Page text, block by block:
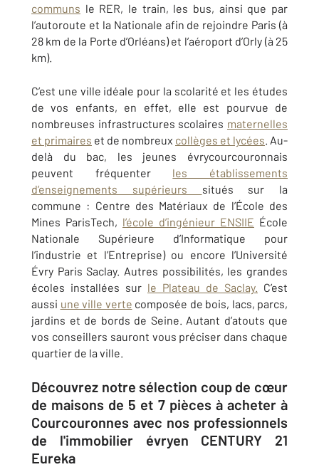
communs le RER, le train, les bus, ainsi que par
l’autoroute et la Nationale afin de rejoindre Paris (à
28 km de la Porte d’Orléans) et l’aéroport d’Orly (à 25
km).
C’est une ville idéale pour la scolarité et les études
de vos enfants, en effet, elle est pourvue de
nombreuses infrastructures scolaires maternelles
et primaires et de nombreux collèges et lycées. Au-
delà du bac, les jeunes évrycourcouronnais
peuvent fréquenter les établissements
d’enseignements supérieurs situés sur la
commune : Centre des Matériaux de l’École des
Mines ParisTech, l’école d’ingénieur ENSIIE École
Nationale Supérieure d’Informatique pour
l’industrie et l’Entreprise) ou encore l’Université
Évry Paris Saclay. Autres possibilités, les grandes
écoles installées sur le Plateau de Saclay. C’est
aussi une ville verte composée de bois, lacs, parcs,
jardins et de bords de Seine. Autant d’atouts que
vos conseillers sauront vous préciser dans chaque
quartier de la ville.
Découvrez notre sélection coup de cœur
de maisons de 5 et 7 pièces à acheter à
Courcouronnes avec nos professionnels
de l'immobilier évryen CENTURY 21
Eureka